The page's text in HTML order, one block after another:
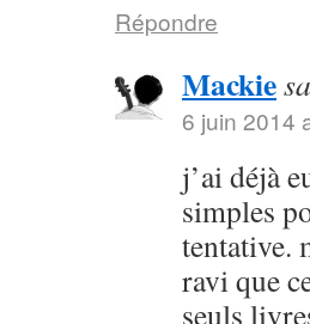
Répondre
Mackie
6 juin 2014
j’ai déjà
simples
tentative.
ravi que
seuls